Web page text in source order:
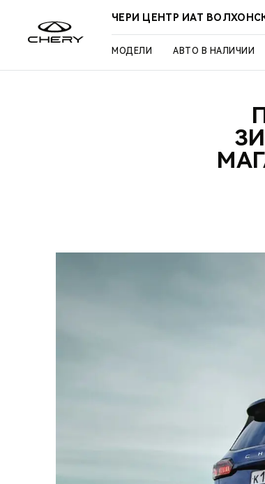
ЧЕРИ ЦЕНТР ИАТ
МОДЕЛИ АВТО В НАЛИЧИИ